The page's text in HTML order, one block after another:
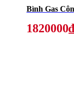
Bình Gas
1820000₫